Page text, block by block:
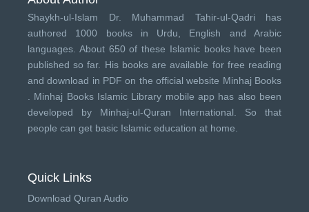
Shaykh-ul-Islam Dr. Muhammad Tahir-ul-Qadri has
authored 1000 books in Urdu, English and Arabic
languages. About 650 of these Islamic books have been
published so far. His books are available for free reading
and download in PDF on the official website Minhaj Books
Minhaj Books Islamic Library mobile app has also been
developed by Minhaj-ul-Quran International . So that
people can get basic Islamic education at home.
Quick Links
Download Quran Audio